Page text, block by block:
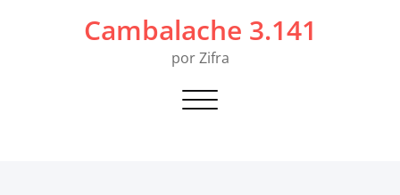
Cambalache 3.141
por Zifra
Alternar navegación